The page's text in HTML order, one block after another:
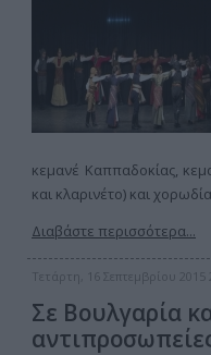
κεμανέ Καππαδοκίας,
και κλαρινέτο) και
Διαβάστε περισσότερα...
Τετάρτη, 16 Σεπτεμβρίου 2015
Σε Βουλγαρία